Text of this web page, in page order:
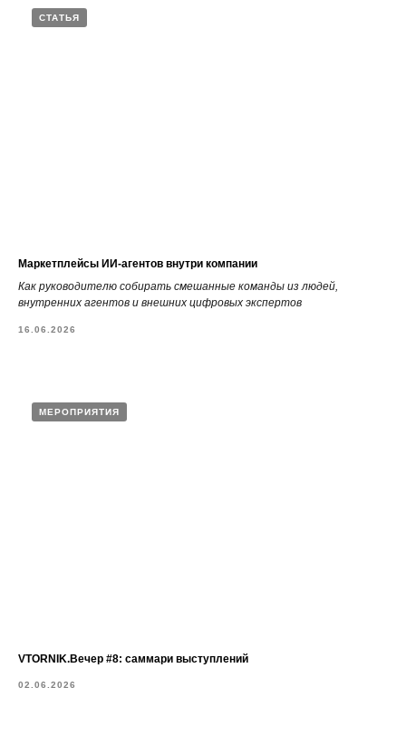
СТАТЬЯ
Маркетплейсы ИИ-агентов внутри компании
Как руководителю собирать смешанные команды из людей,
внутренних агентов и внешних цифровых экспертов
16.06.2026
МЕРОПРИЯТИЯ
VTORNIK.Вечер #8: саммари выступлений
02.06.2026